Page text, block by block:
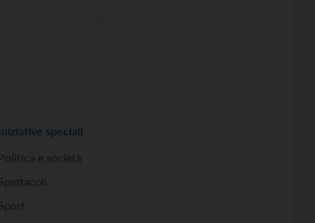
Iniziative speciali
Politica e società